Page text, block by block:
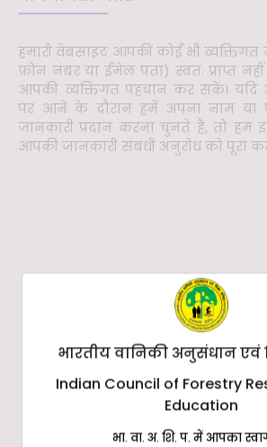
हमारी वेबसाइट आपकी कोई भी
फ़ोन नंबर या ईमेल पता) स्वतः प्राप्त
आपकी व्यक्तिगत पहचान कर सकें। यदि
पर आने के दौरान हमें अपना नाम या
जानकारी प्रदान करना चुनते हैं, तो
आपकी जानकारी संबंधी अनुरोध को पूरा
भारतीय वानिकी अनुसंधान एवं
Indian Council of Forestry
Education
भा. वा. अ. शि. प. में आपका